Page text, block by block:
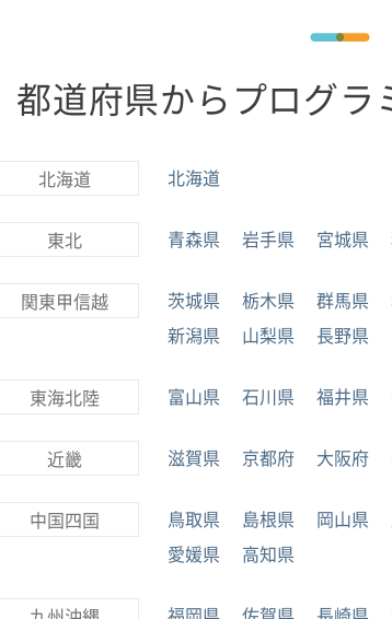
都道府県からプログラ
北海道 北海道
東北 青森県 岩手県 宮城県
関東甲信越 茨城県 栃木県 群馬県
新潟県
山梨県 長野県
東海北陸 富山県 石川県 福井県
近畿 滋賀県 京都府 大阪府
中国四国 鳥取県 島根県 岡山県
愛媛県
高知県